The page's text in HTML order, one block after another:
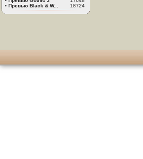
• Превью Black & W... 18724